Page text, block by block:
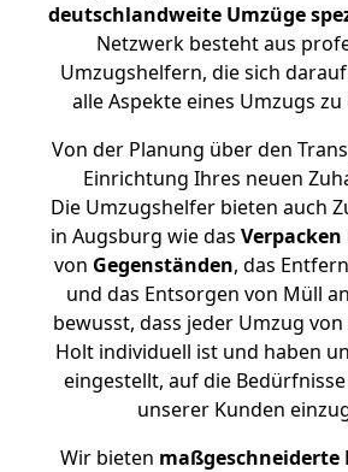
deutschlandweite Umzüge
Netzwerk besteht aus
Umzugshelfern, die sich
alle Aspekte eines Umzugs
Von der Planung über den
Einrichtung Ihres neuen
Die Umzugshelfer bieten auch
in Augsburg wie das Verpacken
von Gegenständen, das
und das Entsorgen von Müll
bewusst, dass jeder Umzug
Holt individuell ist und haben
eingestellt, auf die
unserer Kunden
Wir bieten maßgeschneiderte